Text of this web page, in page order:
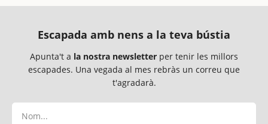
Escapada amb nens a la teva bústia
Apunta't a la nostra newsletter per tenir les millors
escapades. Una vegada al mes rebràs un correu que
t'agradarà.